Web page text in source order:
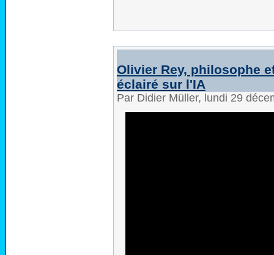
Olivier Rey, philosophe
éclairé sur l'IA
Par Didier Müller, lundi 29